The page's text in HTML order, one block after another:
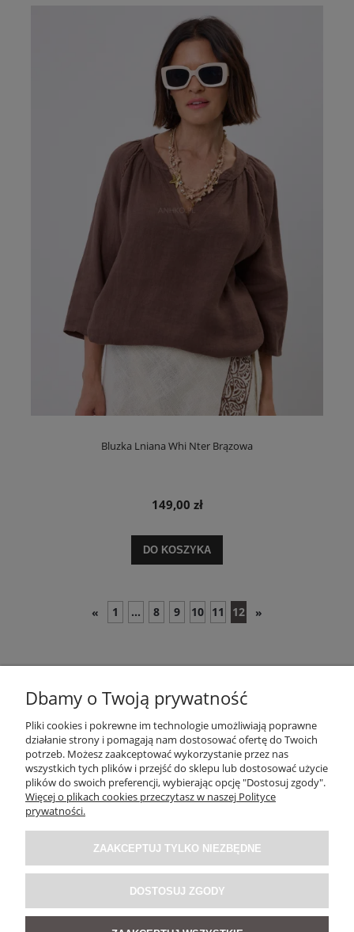
Bluzka Lniana Whi Nter Brązowa
149,00 zł
DO KOSZYKA
« 1 ... 8 9 10 11 12 »
OBSŁUGA KLIENTA
MOJE KONTO
SOCIAL MEDIA
Dbamy o Twoją prywatność
Pliki cookies i pokrewne im technologie umożliwiają poprawne
działanie strony i pomagają nam dostosować ofertę do Twoich
potrzeb. Możesz zaakceptować wykorzystanie przez nas
wszystkich tych plików i przejść do sklepu lub dostosować użycie
plików do swoich preferencji, wybierając opcję "Dostosuj zgody".
Więcej o plikach cookies przeczytasz w naszej Polityce
prywatności.
ZAAKCEPTUJ TYLKO NIEZBĘDNE
DOSTOSUJ ZGODY